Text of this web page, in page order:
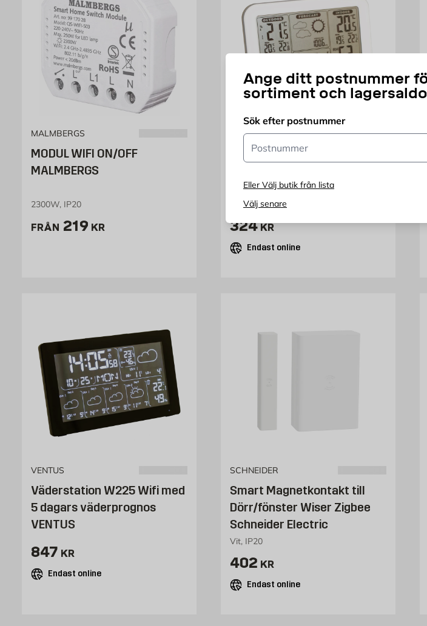
Ange ditt postnummer
sortiment och lagersaldo
Sök efter postnummer
Postnummer
Eller Välj butik från lista
Välj senare
MALMBERGS
MODUL WIFI ON/OFF
MALMBERGS
2300W, IP20
FRÅN Pris 219 kr
219 KR
VENTUS
Väderstation WA120
Pris 324 kr
324 KR
Endast online
VENTUS
Väderstation W225 Wifi med
5 dagars väderprognos
VENTUS
Pris 847 kr
847 KR
Endast online
SCHNEIDER
Smart Magnetkontakt till
Dörr/fönster Wiser Zigbee
Schneider Electric
Vit, IP20
Pris 402 kr
402 KR
Endast online